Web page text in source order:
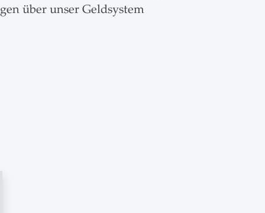
über unser Geldsystem